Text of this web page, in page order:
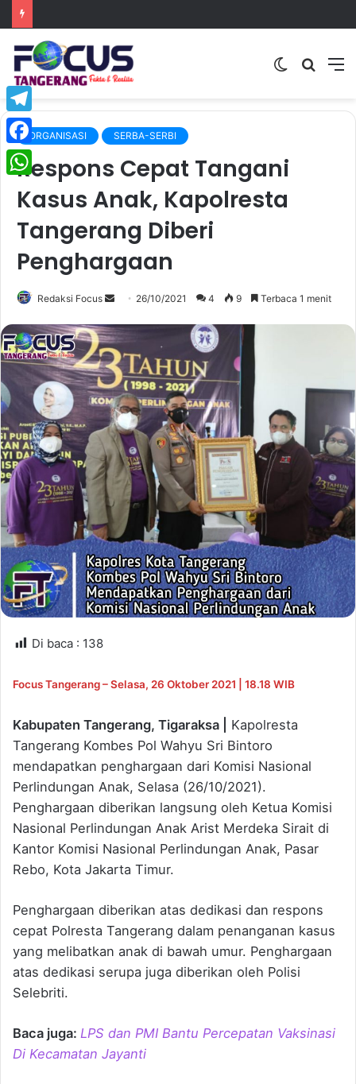
Search
Switch
ORGANISASI SERBA-SERBI
Respons Cepat Tangani
Kasus Anak, Kapolresta
Tangerang Diberi
Penghargaan
Redaksi Focus
Send
email
26/10/2021 4 9 Terbaca 1 menit
Di baca : 138
Focus Tangerang – Selasa, 26 Oktober 2021 | 18.18 WIB
Kabupaten Tangerang, Tigaraksa |
Kapolresta
Tangerang Kombes Pol Wahyu Sri Bintoro
mendapatkan penghargaan dari Komisi Nasional
Perlindungan Anak, Selasa (26/10/2021).
Penghargaan diberikan langsung oleh Ketua Komisi
Nasional Perlindungan Anak Arist Merdeka Sirait di
Kantor Komisi Nasional Perlindungan Anak, Pasar
Rebo, Kota Jakarta Timur.
Penghargaan diberikan atas dedikasi dan respons
cepat Polresta Tangerang dalam penanganan kasus
yang melibatkan anak di bawah umur. Penghargaan
atas dedikasi serupa juga diberikan oleh Polisi
Selebriti.
Baca juga: LPS dan PMI Bantu Percepatan Vaksinasi
Di Kecamatan Jayanti
Telegram
Facebook